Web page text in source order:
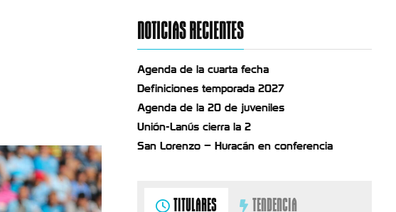
NOTICIAS RECIENTES
Agenda de la cuarta fecha
Definiciones temporada 2027
Agenda de la 20 de juveniles
Unión-Lanús cierra la 2
San Lorenzo – Huracán en conferencia
TITULARES TENDENCIA